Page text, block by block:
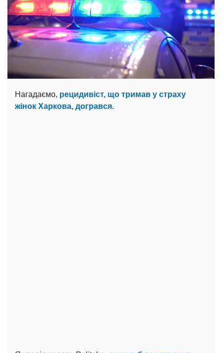
Нагадаємо, рецидивіст, що тримав у страху
жінок Харкова, догрався.